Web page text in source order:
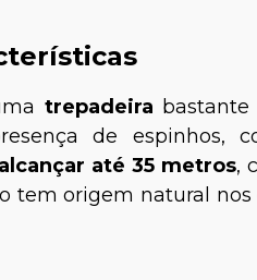
trepadeira
de espinhos,
até 35 metros,
tem origem natural